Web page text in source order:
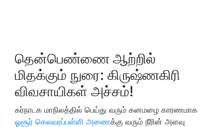
தென்பெண்ணை ஆற்றில்
மிதக்கும் நுரை: கிருஷ்ணகிரி
விவசாயிகள் அச்சம்!
கர்நாடக மாநிலத்தில் பெய்து வரும் கனமழை காரணமாக
ஓசூர் கெலவரப்பள்ளி அணைக்கு வரும் நீரின் அளவு